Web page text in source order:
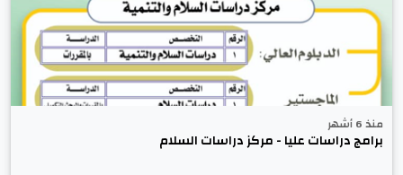
منذ 6 أشهر
برامج دراسات عليا - مركز دراسات السلام